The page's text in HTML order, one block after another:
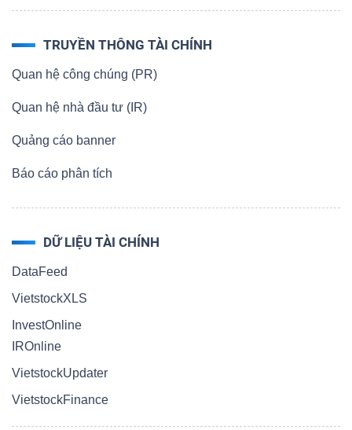
TRUYỀN THÔNG TÀI CHÍNH
Quan hệ công chúng (PR)
Quan hệ nhà đầu tư (IR)
Quảng cáo banner
Báo cáo phân tích
DỮ LIỆU TÀI CHÍNH
DataFeed
VietstockXLS
InvestOnline
IROnline
VietstockUpdater
VietstockFinance